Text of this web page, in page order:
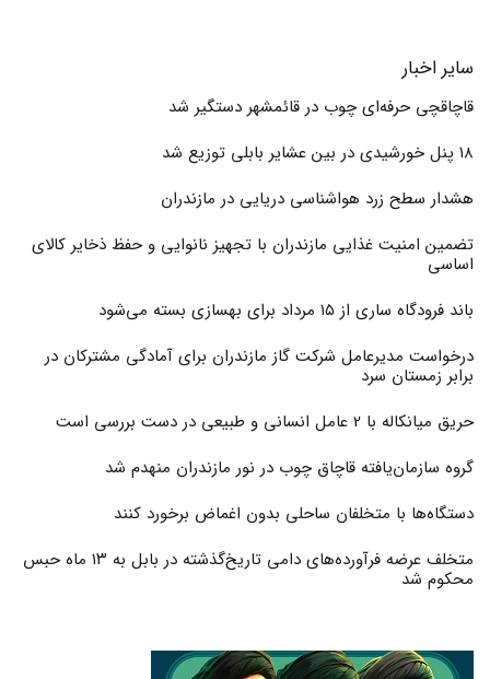
سایر اخبار
قاچاقچی حرفه‌ای چوب در قائمشهر دستگیر شد
۱۸ پنل خورشیدی در بین عشایر بابلی توزیع شد
هشدار سطح زرد هواشناسی دریایی در مازندران
تضمین امنیت غذایی مازندران با تجهیز نانوایی و حفظ ذخایر کالای
اساسی
باند فرودگاه ساری از ۱۵ مرداد برای بهسازی بسته می‌شود
درخواست مدیرعامل شرکت گاز مازندران برای آمادگی مشترکان در
برابر زمستان سرد
حریق میانکاله با 2 عامل انسانی و طبیعی در دست بررسی است
گروه سازمان‌یافته قاچاق چوب در نور مازندران منهدم شد
دستگاه‌ها با متخلفان ساحلی بدون اغماض برخورد کنند
متخلف عرضه فرآورده‌های دامی تاریخ‌گذشته در بابل به ۱۳ ماه حبس
محکوم شد